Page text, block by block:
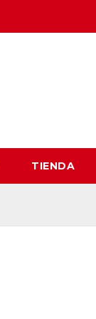
TIENDA